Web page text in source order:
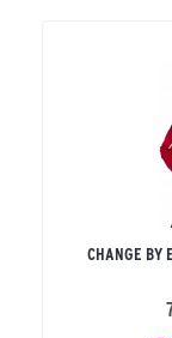
CHANGE BY